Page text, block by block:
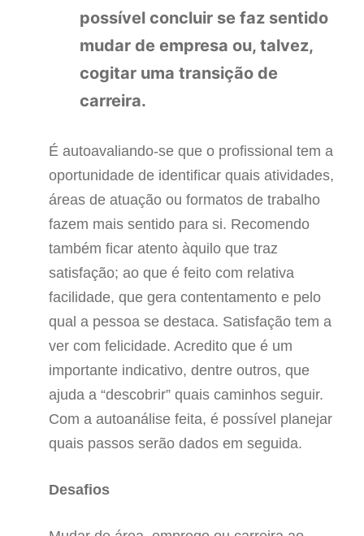
possível concluir se faz sentido
mudar de empresa ou, talvez,
cogitar uma transição de
carreira.
É autoavaliando-se que o profissional tem a
oportunidade de identificar quais atividades,
áreas de atuação ou formatos de trabalho
fazem mais sentido para si. Recomendo
também ficar atento àquilo que traz
satisfação; ao que é feito com relativa
facilidade, que gera contentamento e pelo
qual a pessoa se destaca. Satisfação tem a
ver com felicidade. Acredito que é um
importante indicativo, dentre outros, que
ajuda a “descobrir” quais caminhos seguir.
Com a autoanálise feita, é possível planejar
quais passos serão dados em seguida.
Desafios